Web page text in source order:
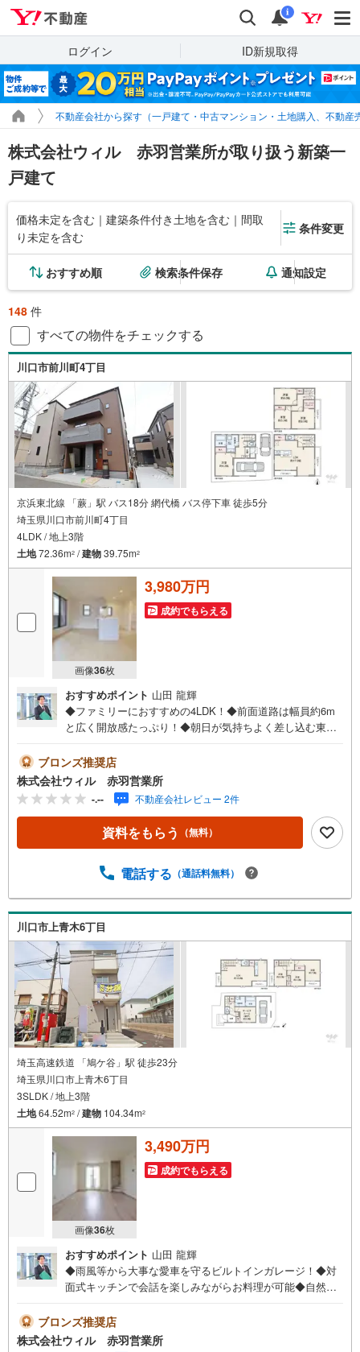
検索 通知
i
ログイン ID新規取得
不動産会社から探す（一戸建て・中古マンション・土地購入、不動産
株式会社ウィル 赤羽営業所が取り扱う新築一
戸建て
価格未定を含む｜建築条件付き土地を含む｜間取
り未定を含む
条件変更
おすすめ順 検索条件保存 通知設定
148 件
すべての物件をチェックする
川口市前川町4丁目
京浜東北線 「蕨」駅 バス18分 網代橋 バス停下車 徒歩5分
埼玉県川口市前川町4丁目
4LDK / 地上3階
土地72.36m2 /建物39.75m2
画像36枚
3,980万円
成約でもらえる
おすすめポイント 山田 龍輝
◆ファミリーにおすすめの4LDK！◆前面道路は幅員約6m
と広く開放感たっぷり！◆朝日が気持ちよく差し込む東道
放感を演出してくれる対面キッチンを採用！◆まとめ買い
に心強いパントリー有り！◆WIC付きで、収納家具を減ら
すことができスペースを有効的に使えます！◆愛車を守れ
るビルトインガレージ付き！◆地震に強い耐震構造です！
◆ホテルライクなフロート洗面台！ゆとりの1200mm幅！
◆「前川小学校」まで徒歩約6分！◆「ベルク（川口前川
間はお電話が繋がりやすくなっております。お気軽にご連
ご希望の日時をご記入いただけますとスムーズにご案内が
可能です。～住宅ローン～諸費用込融資や築年数の古い物
件のローンも得意としており、最適な銀行をご提案しま
す。～リフォーム～理想の間取り、テイストを作り上げら
れます！リフォームプランナーの同行も可能です。
ブロンズ推奨店
株式会社ウィル 赤羽営業所
-.-- 不動産会社レビュー 2件
資料をもらう （無料）
電話する （通話料無料）
川口市上青木6丁目
埼玉高速鉄道 「鳩ケ谷」駅 徒歩23分
埼玉県川口市上青木6丁目
3SLDK / 地上3階
土地64.52m2 /建物 104.34m2
画像36枚
3,490万円
成約でもらえる
おすすめポイント 山田 龍輝
◆雨風等から大事な愛車を守るビルトインガレージ！◆対
面式キッチンで会話を楽しみながらお料理が可能◆自然と
光とプライバシーを両立した約18帖のLDK◆全居室に収納
が備わり、整理整頓のしやすいスッキリとした住空間◆お
ブロンズ推奨店
株式会社ウィル 赤羽営業所